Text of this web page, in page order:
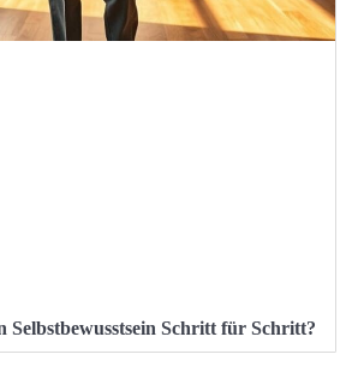
Selbstbewusstsein Schritt für Schritt?